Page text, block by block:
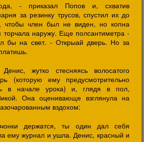
- приказал Попов и, схватив
за резинку трусов, спустил их до
чтобы член был не виден, но копна
торчала наружу. Еще полсантиметра -
бы на свет. - Открыай дверь. Но за
жутко стесняясь волосатого
(которую ему предусмотрительно
в начале урока) и, глядя в пол,
Она оценивающе взглянула на
вздохом:
держатся, ты один дал себя
ему журнал и ушла. Денис, красный и